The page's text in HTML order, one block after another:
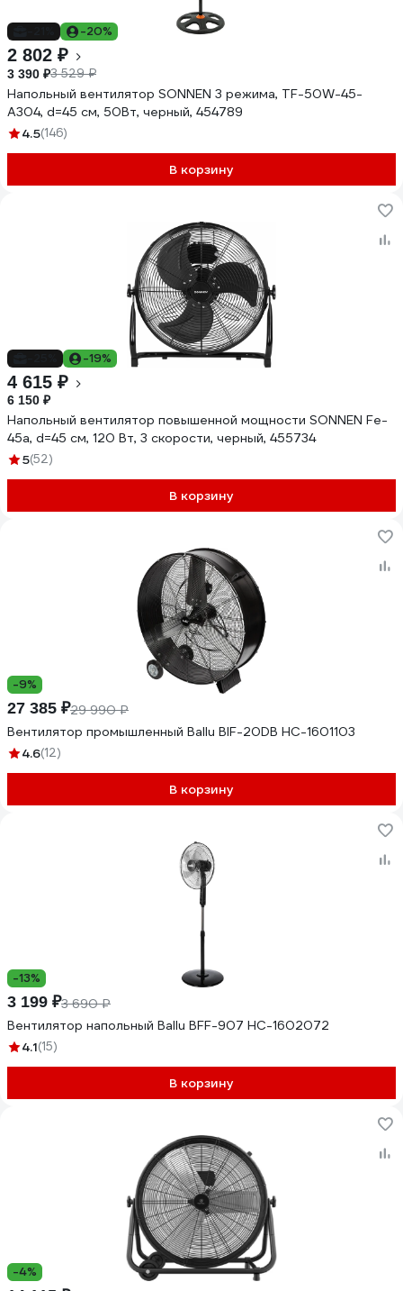
-20%
2 802 ₽
3 390 ₽3 529 ₽
Напольный вентилятор SONNEN 3 режима, TF-50W-45-
А304, d=45 см, 50Вт, черный, 454789
4.5(146)
В корзину
-19%
4 615 ₽
6 150 ₽
Напольный вентилятор повышенной мощности SONNEN Fe-
45a, d=45 см, 120 Вт, 3 скорости, черный, 455734
5(52)
В корзину
-9%
27 385 ₽29 990 ₽
Вентилятор промышленный Ballu BIF-20DB НС-1601103
4.6(12)
В корзину
-13%
3 199 ₽3 690 ₽
Вентилятор напольный Ballu BFF-907 НС-1602072
4.1(15)
В корзину
-4%